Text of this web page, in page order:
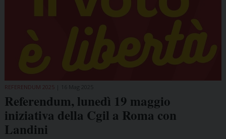
REFERENDUM 2025
Referendum, lunedì 19 maggio
iniziativa della Cgil a Roma con
Landini